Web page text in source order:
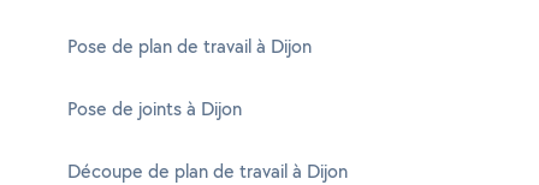
Pose de plan de travail à Dijon
Pose de joints à Dijon
Découpe de plan de travail à Dijon